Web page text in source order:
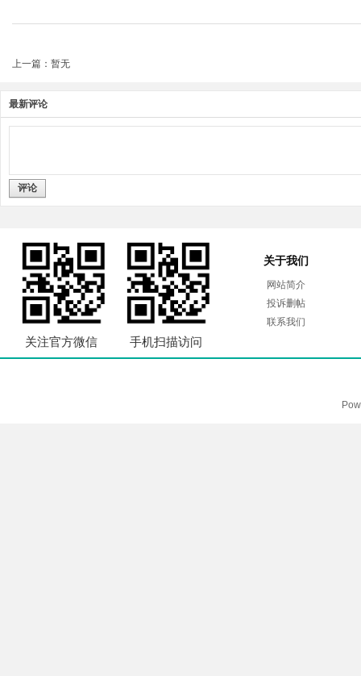
上一篇：暂无
最新评论
评论
关注官方微信 手机扫描访问
关于我们
网站简介
投诉删帖
联系我们